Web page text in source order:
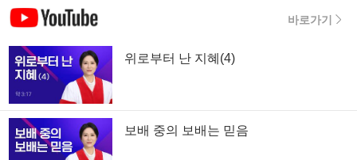
바로가기
위로부터 난 지혜(4)
보배 중의 보배는 믿음